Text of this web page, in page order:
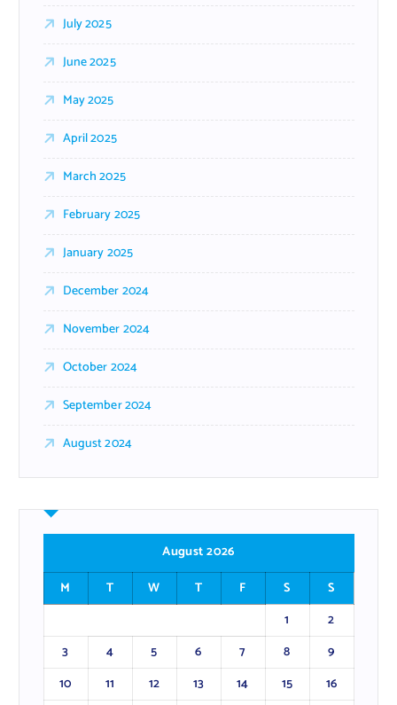
July 2025
June 2025
May 2025
April 2025
March 2025
February 2025
January 2025
December 2024
November 2024
October 2024
September 2024
August 2024
August 2026
M
T W T F S
S
1
2
3
4 5 6 7 8
9
10
11 12 13 14 15 16